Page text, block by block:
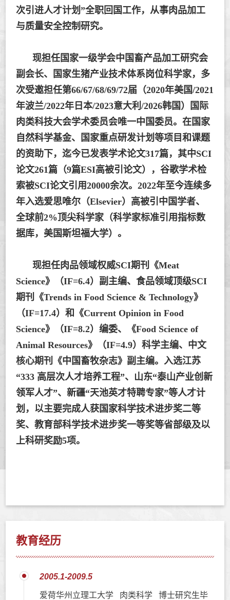
次引进人才计划”全职回国工作，从事肉品加工
与质量安全控制研究。
现担任 国家一级学会中国畜产品加工研究会
副会长、
国家生猪产业技术体系岗位科学家，多
次受邀担任第66/67/68/69/72届（2020年美国/2021
年波兰/2022年日本/2023意大利/2026韩国）国际
肉类科技大会学术委员会唯一中国委员。在国家
自然科学基金、国家重点研发计划等项目和课题
的资助下，迄今已发表学术论文317篇，其中SCI
论文261篇（9篇ESI高被引论文），谷歌学术检
索被SCI论文引用20000余次。2022年至今连续多
年入选爱思唯尔（Elsevier）高被引中国学者、
全球前2%顶尖科学家（科学家标准引用指标数
据库，美国斯坦福大学）。
现担任肉品领域权威SCI期刊《Meat
Science》（IF=6.4）副主编、食品领域顶级SCI
期刊《Trends in Food Science & Technology》
（IF=17.4）和《Current Opinion in Food
Science》（IF=8.2）编委、《Food Science of
Animal Resources》（IF=4.9）科学主编、中文
核心期刊《中国畜牧杂志》副主编。入选江苏
“333 高层次人才培养工程”、山东“泰山产业创新
领军人才”、新疆“天池英才特聘专家”等人才计
划，以主要完成人获国家科学技术进步奖二等
奖、教育部科学技术进步奖一等奖等省部级及以
上科研奖励5项。
教育经历
2005.1-2009.5
爱荷华州立理工大学 肉类科学 博士研究生毕